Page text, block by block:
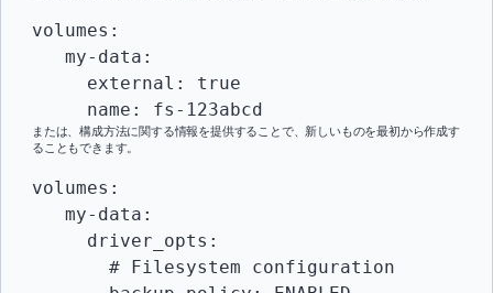
volumes:
     name: fs-123abcd
または、構成方法に関する情報を提供することで、新しいものを最初から作成す
ることもできます。
volumes: